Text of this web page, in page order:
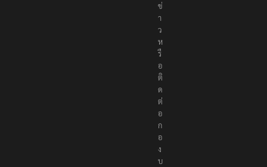
ข่
า
ว
ห
รื
อ
ติ
ด
ต่
อ
ก
อ
ง
บ